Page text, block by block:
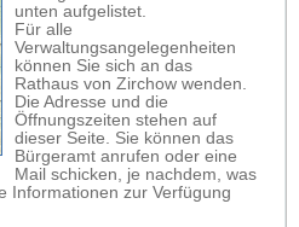
unten aufgelistet.
Für alle
Verwaltungsangelegenheiten
können Sie sich an das
Rathaus von Zirchow wenden.
Die Adresse und die
Öffnungszeiten stehen auf
dieser Seite. Sie können das
Bürgeramt anrufen oder eine
Mail schicken, je nachdem, was
Informationen zur Verfügung